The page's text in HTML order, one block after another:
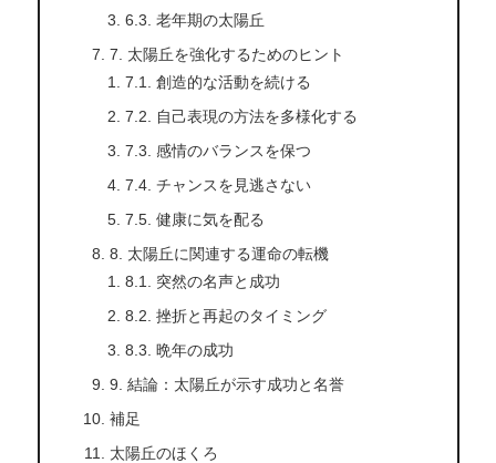
6.3. 老年期の太陽丘
7. 太陽丘を強化するためのヒント
7.1. 創造的な活動を続ける
7.2. 自己表現の方法を多様化する
7.3. 感情のバランスを保つ
7.4. チャンスを見逃さない
7.5. 健康に気を配る
8. 太陽丘に関連する運命の転機
8.1. 突然の名声と成功
8.2. 挫折と再起のタイミング
8.3. 晩年の成功
9. 結論：太陽丘が示す成功と名誉
補足
太陽丘のほくろ